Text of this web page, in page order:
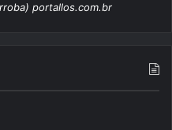
portallos.com.br